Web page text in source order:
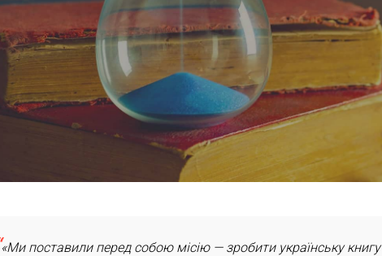
«Ми поставили перед собою місію — зробити українську книгу